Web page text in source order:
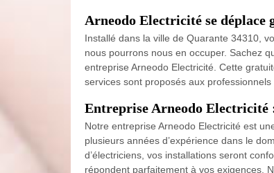
Arneodo Electricité se déplace
Installé dans la ville de Quarante 34310,
nous pourrons nous en occuper. Sachez
entreprise Arneodo Electricité. Cette
services sont proposés aux professionnels
Entreprise Arneodo Electricité
Notre entreprise Arneodo Electricité est
plusieurs années d’expérience dans le
d’électriciens, vos installations seront
répondent parfaitement à vos exigences.